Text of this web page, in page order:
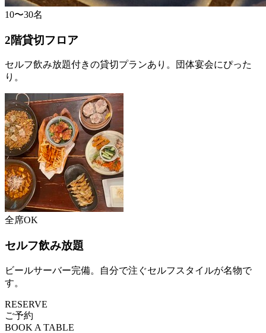
10〜30名
2階貸切フロア
セルフ飲み放題付きの貸切プランあり。団体宴会にぴった
り。
全席OK
セルフ飲み放題
ビールサーバー完備。自分で注ぐセルフスタイルが名物で
す。
RESERVE
ご予約
BOOK A TABLE